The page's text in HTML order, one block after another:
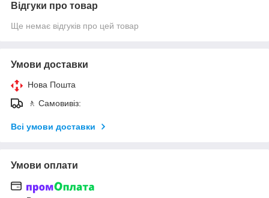
Відгуки про товар
Ще немає відгуків про цей товар
Умови доставки
Нова Пошта
🚶 Самовивіз:
Всі умови доставки
Умови оплати